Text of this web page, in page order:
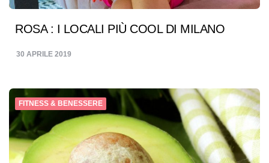
ROSA : I LOCALI PIÙ COOL DI MILANO
30 APRILE 2019
FITNESS & BENESSERE